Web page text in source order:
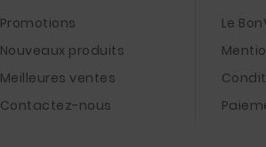
Promotions
Nouveaux produits
Meilleures ventes
Contactez-nous
Le